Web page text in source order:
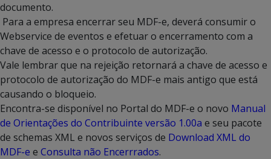
documento.
Para a empresa encerrar seu MDF-e, deverá consumir o
Webservice de eventos e efetuar o encerramento com a
chave de acesso e o protocolo de autorização.
Vale lembrar que na rejeição retornará a chave de acesso e
protocolo de autorização do MDF-e mais antigo que está
causando o bloqueio.
Encontra-se disponível no Portal do MDF-e o novo Manual
de Orientações do Contribuinte versão 1.00a e seu pacote
de schemas XML e novos serviços de Download XML do
MDF-e e Consulta não Encerrrados.